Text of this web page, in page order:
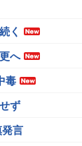
く
へ
毒
ず
言